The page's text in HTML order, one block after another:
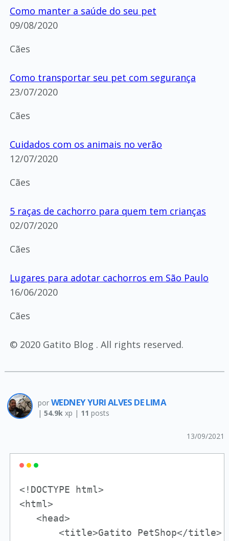
Como manter a saúde do seu pet
09/08/2020
Cães
Como transportar seu pet com segurança
23/07/2020
Cães
Cuidados com os animais no verão
12/07/2020
Cães
5 raças de cachorro para quem tem crianças
02/07/2020
Cães
Lugares para adotar cachorros em São Paulo
16/06/2020
Cães
© 2020 Gatito Blog . All rights reserved.
por WEDNEY YURI ALVES DE LIMA
| 54.9kxp | 11 posts
13/09/2021
<!DOCTYPE html>
<html>
   <head>
       <title>Gatito PetShop</title>